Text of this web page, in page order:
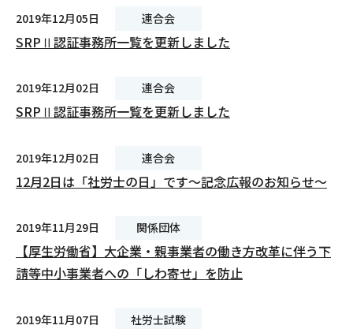
2019年12月05日 連合会
SRPⅡ認証事務所一覧を更新しました
2019年12月02日 連合会
SRPⅡ認証事務所一覧を更新しました
2019年12月02日 連合会
12月2日は「社労士の日」です～記念広報のお知らせ～
2019年11月29日 関係団体
【厚生労働省】大企業・親事業者の働き方改革に伴う下
請等中小事業者への「しわ寄せ」を防止
2019年11月07日 社労士試験